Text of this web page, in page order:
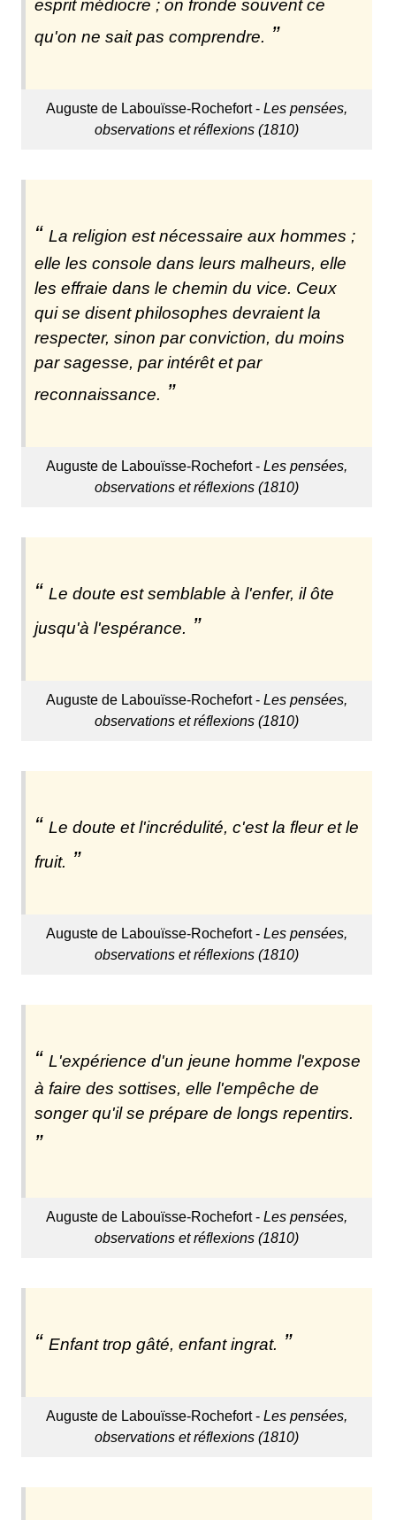
esprit médiocre ; on fronde souvent ce
qu'on ne sait pas comprendre.
Auguste de Labouïsse-Rochefort - Les pensées,
observations et réflexions (1810)
La religion est nécessaire aux hommes ;
elle les console dans leurs malheurs, elle
les effraie dans le chemin du vice. Ceux
qui se disent philosophes devraient la
respecter, sinon par conviction, du moins
par sagesse, par intérêt et par
reconnaissance.
Auguste de Labouïsse-Rochefort - Les pensées,
observations et réflexions (1810)
Le doute est semblable à l'enfer, il ôte
jusqu'à l'espérance.
Auguste de Labouïsse-Rochefort - Les pensées,
observations et réflexions (1810)
Le doute et l'incrédulité, c'est la fleur et le
fruit.
Auguste de Labouïsse-Rochefort - Les pensées,
observations et réflexions (1810)
L'expérience d'un jeune homme l'expose
à faire des sottises, elle l'empêche de
songer qu'il se prépare de longs repentirs.
Auguste de Labouïsse-Rochefort - Les pensées,
observations et réflexions (1810)
Enfant trop gâté, enfant ingrat.
Auguste de Labouïsse-Rochefort - Les pensées,
observations et réflexions (1810)